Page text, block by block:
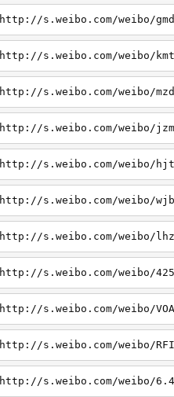
http://s.weibo.com/weibo/gmd
http://s.weibo.com/weibo/kmt
http://s.weibo.com/weibo/mzd
http://s.weibo.com/weibo/jzm
http://s.weibo.com/weibo/hjt
http://s.weibo.com/weibo/wjb
http://s.weibo.com/weibo/lhz
http://s.weibo.com/weibo/425
http://s.weibo.com/weibo/VOA
http://s.weibo.com/weibo/RFI
http://s.weibo.com/weibo/6.4